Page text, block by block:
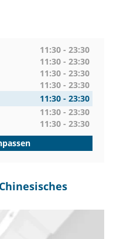
11:30 - 23:30
11:30 - 23:30
11:30 - 23:30
11:30 - 23:30
11:30 - 23:30
11:30 - 23:30
11:30 - 23:30